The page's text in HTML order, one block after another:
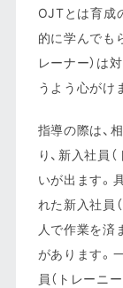
OJTとは育成
的に学んでも
レーナー）は
うよう心がけ
指導の際は、
り、新入社員
いが出ます。
れた新入社員
人で作業を済
があります。
員（トレーニ